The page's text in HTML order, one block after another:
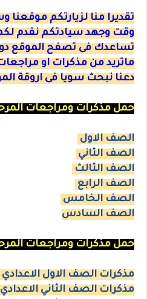
تقديرا منا لزيارتكم موقعنا
وقت وجهد سيادتكم نقدم
تساعدك فى تصفح الموقع
ماتريد من مذكرات او
دعنا نبحث سويا فى اروقة
حمل مذكرات ومراجعات
الصف الاول
الصف الثاني
الصف الثالث
الصف الرابع
الصف الخامس
الصف السادس
حمل مذكرات ومراجعات
مذكرات الصف الاول الاعدادي
مذكرات الصف الثاني الاعدادي